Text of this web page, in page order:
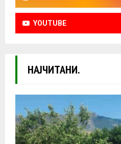
YOUTUBE
НАЈЧИТАНИ.